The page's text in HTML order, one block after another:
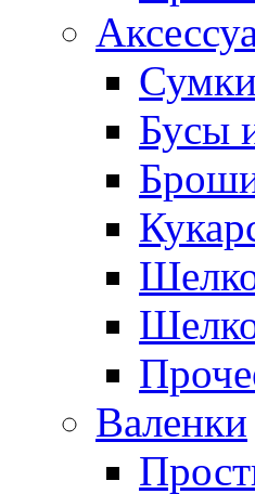
Сумки
Бусы
Валенки